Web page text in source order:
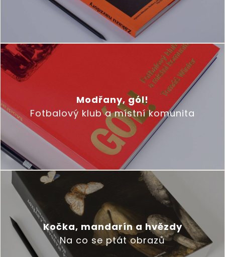
Modřany, gól!
Fotbalový klub a místní komunita
Kočka, mandarín a hvězdy
Na co se ptát obrazů